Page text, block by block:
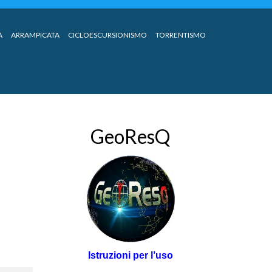
ARRAMPICATA CICLOESCURSIONISMO TORRENTISMO
GeoResQ
Istruzioni per l’uso